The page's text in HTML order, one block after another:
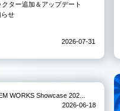
クター追加＆アップデート
らせ
2026-07-31
WORKS Showcase 202...
2026-06-18